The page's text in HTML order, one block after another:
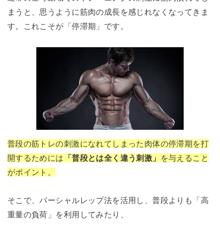
まうと、思うように筋肉の成長を感じれなくなってきま
す。これこそが「停滞期」です。
普段の筋トレの刺激になれてしまった肉体の停滞期を打
開するためには 「普段とは全く違う刺激」
を与えること
がポイント。
そこで、パーシャルレップ法を活用し、普段よりも「高
重量の負荷」を利用してみたり、